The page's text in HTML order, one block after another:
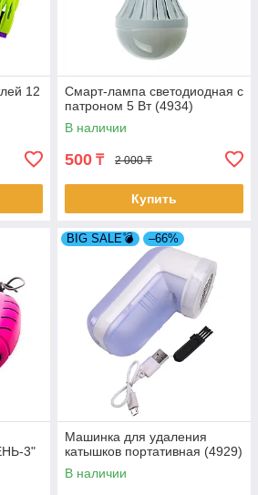
12
Смарт-лампа светодиодная с
патроном 5 Вт (4934)
В наличии
500 ₸ 2 000 ₸
Купить
3"
BIG SALE💣 –66%
Машинка для удаления
катышков портативная (4929)
В наличии